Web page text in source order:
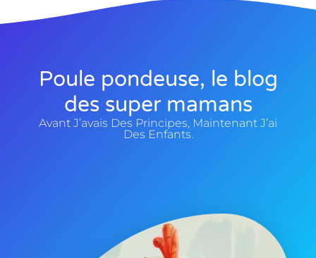
Poule pondeuse, le blog
des super mamans
Avant J’avais Des Principes, Maintenant J’ai
Des Enfants.